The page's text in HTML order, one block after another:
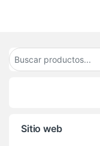
Sitio web